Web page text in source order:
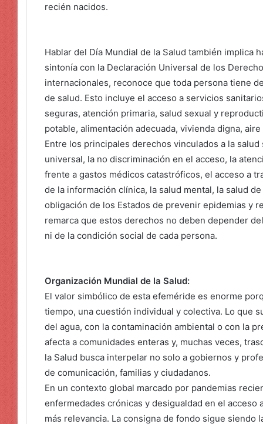
recién nacidos.
Hablar del Día Mundial de la Salud también implica
sintonía con la Declaración Universal de los
internacionales, reconoce que toda persona tiene
de salud. Esto incluye el acceso a servicios
seguras, atención primaria, salud sexual y
potable, alimentación adecuada, vivienda digna,
Entre los principales derechos vinculados a la
universal, la no discriminación en el acceso, la
frente a gastos médicos catastróficos, el acceso a
de la información clínica, la salud mental, la salud
obligación de los Estados de prevenir epidemias y
remarca que estos derechos no deben depender
ni de la condición social de cada persona.
Organización Mundial de la Salud:
El valor simbólico de esta efeméride es enorme
tiempo, una cuestión individual y colectiva. Lo que
del agua, con la contaminación ambiental o con la
afecta a comunidades enteras y, muchas veces,
la Salud busca interpelar no solo a gobiernos y
de comunicación, familias y ciudadanos.
En un contexto global marcado por pandemias
enfermedades crónicas y desigualdad en el acceso
más relevancia. La consigna de fondo sigue siendo